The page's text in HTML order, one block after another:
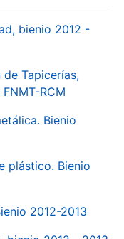
bienio 2012 -
Tapicerías,
RCM
Bienio
plástico. Bienio
2012-2013